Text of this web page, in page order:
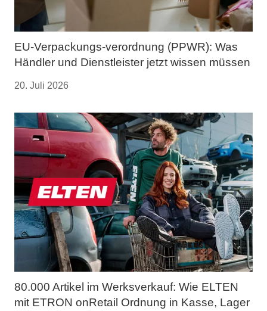
EU-Verpackungs-verordnung (PPWR): Was
Händler und Dienstleister jetzt wissen müssen
20. Juli 2026
80.000 Artikel im Werksverkauf: Wie ELTEN
mit ETRON onRetail Ordnung in Kasse, Lager